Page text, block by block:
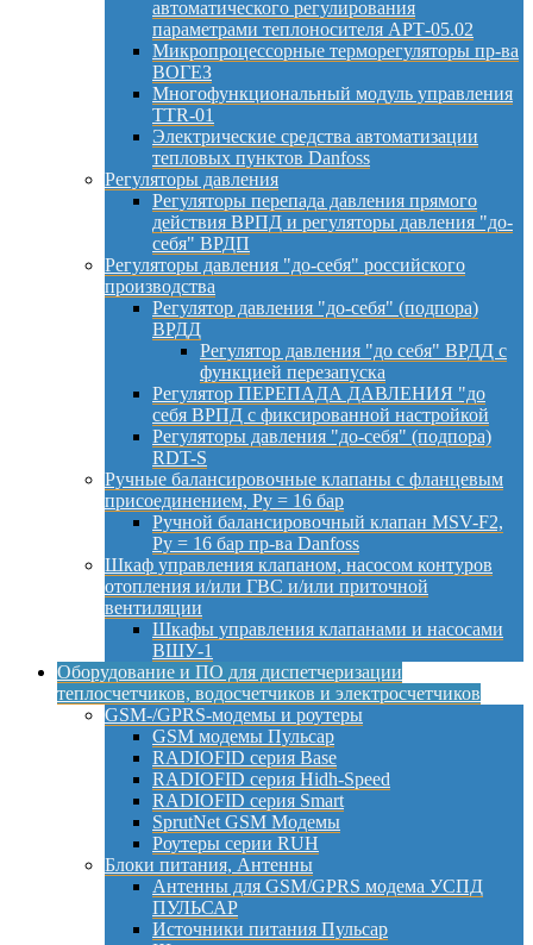
автоматического регулирования
параметрами теплоносителя АРТ-05.02
Микропроцессорные терморегуляторы пр-ва
ВОГЕЗ
Многофункциональный модуль управления
TTR-01
Электрические средства автоматизации
тепловых пунктов Danfoss
Регуляторы давления
Регуляторы перепада давления прямого
действия ВРПД и регуляторы давления "до-
себя" ВРДП
Регуляторы давления "до-себя" российского
производства
Регулятор давления "до-себя" (подпора)
ВРДД
Регулятор давления "до себя" ВРДД с
функцией перезапуска
Регулятор ПЕРЕПАДА ДАВЛЕНИЯ "до
себя ВРПД с фиксированной настройкой
Регуляторы давления "до-себя" (подпора)
RDT-S
Ручные балансировочные клапаны с фланцевым
присоединением, Py = 16 бар
Ручной балансировочный клапан MSV-F2,
Py = 16 бар пр-ва Danfoss
Шкаф управления клапаном, насосом контуров
отопления и/или ГВС и/или приточной
вентиляции
Шкафы управления клапанами и насосами
ВШУ-1
Оборудование и ПО для диспетчеризации
теплосчетчиков, водосчетчиков и электросчетчиков
GSM-/GPRS-модемы и роутеры
GSM модемы Пульсар
RADIOFID серия Base
RADIOFID серия Hidh-Speed
RADIOFID серия Smart
SprutNet GSM Модемы
Роутеры серии RUH
Блоки питания, Антенны
Антенны для GSM/GPRS модема УСПД
ПУЛЬСАР
Источники питания Пульсар